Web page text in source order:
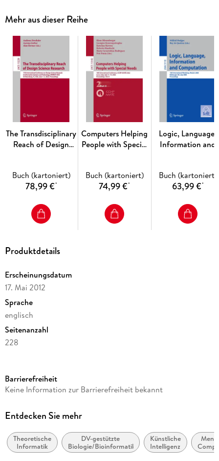
present the latest developments by theoreticians and
practitioners in academe and industry working to address
computational problems that can directly impact the way we
live in society. This book comprises the refereed proceedings
of WCTP-2011, held in Quezon City, the Philippines, in
September 2011. The 16 carefully reviewed and revised full
papers presented here deal with biologically inspired
computational modeling, programming language theory,
advanced studies in networking, and empathic computing.
Mehr aus dieser Reihe
The Transdisciplinary
Reach of Design
Buch (kartoniert)
78,99 €*
Computers Helping
People with Special
Buch (kartoniert)
74,99 €*
Logic, Language,
Information and
Buch (kartoniert)
63,99 €*
Produktdetails
Erscheinungsdatum
17. Mai 2012
Sprache
englisch
Seitenanzahl
228
Herausgegeben von
Springer
Abbildungen
Barrierefreiheit
Keine Information zur Barrierefreiheit bekannt
Entdecken Sie mehr
Theoretische
Informatik
DV-gestützte
Biologie/Bioinformatik
Künstliche
Intelligenz